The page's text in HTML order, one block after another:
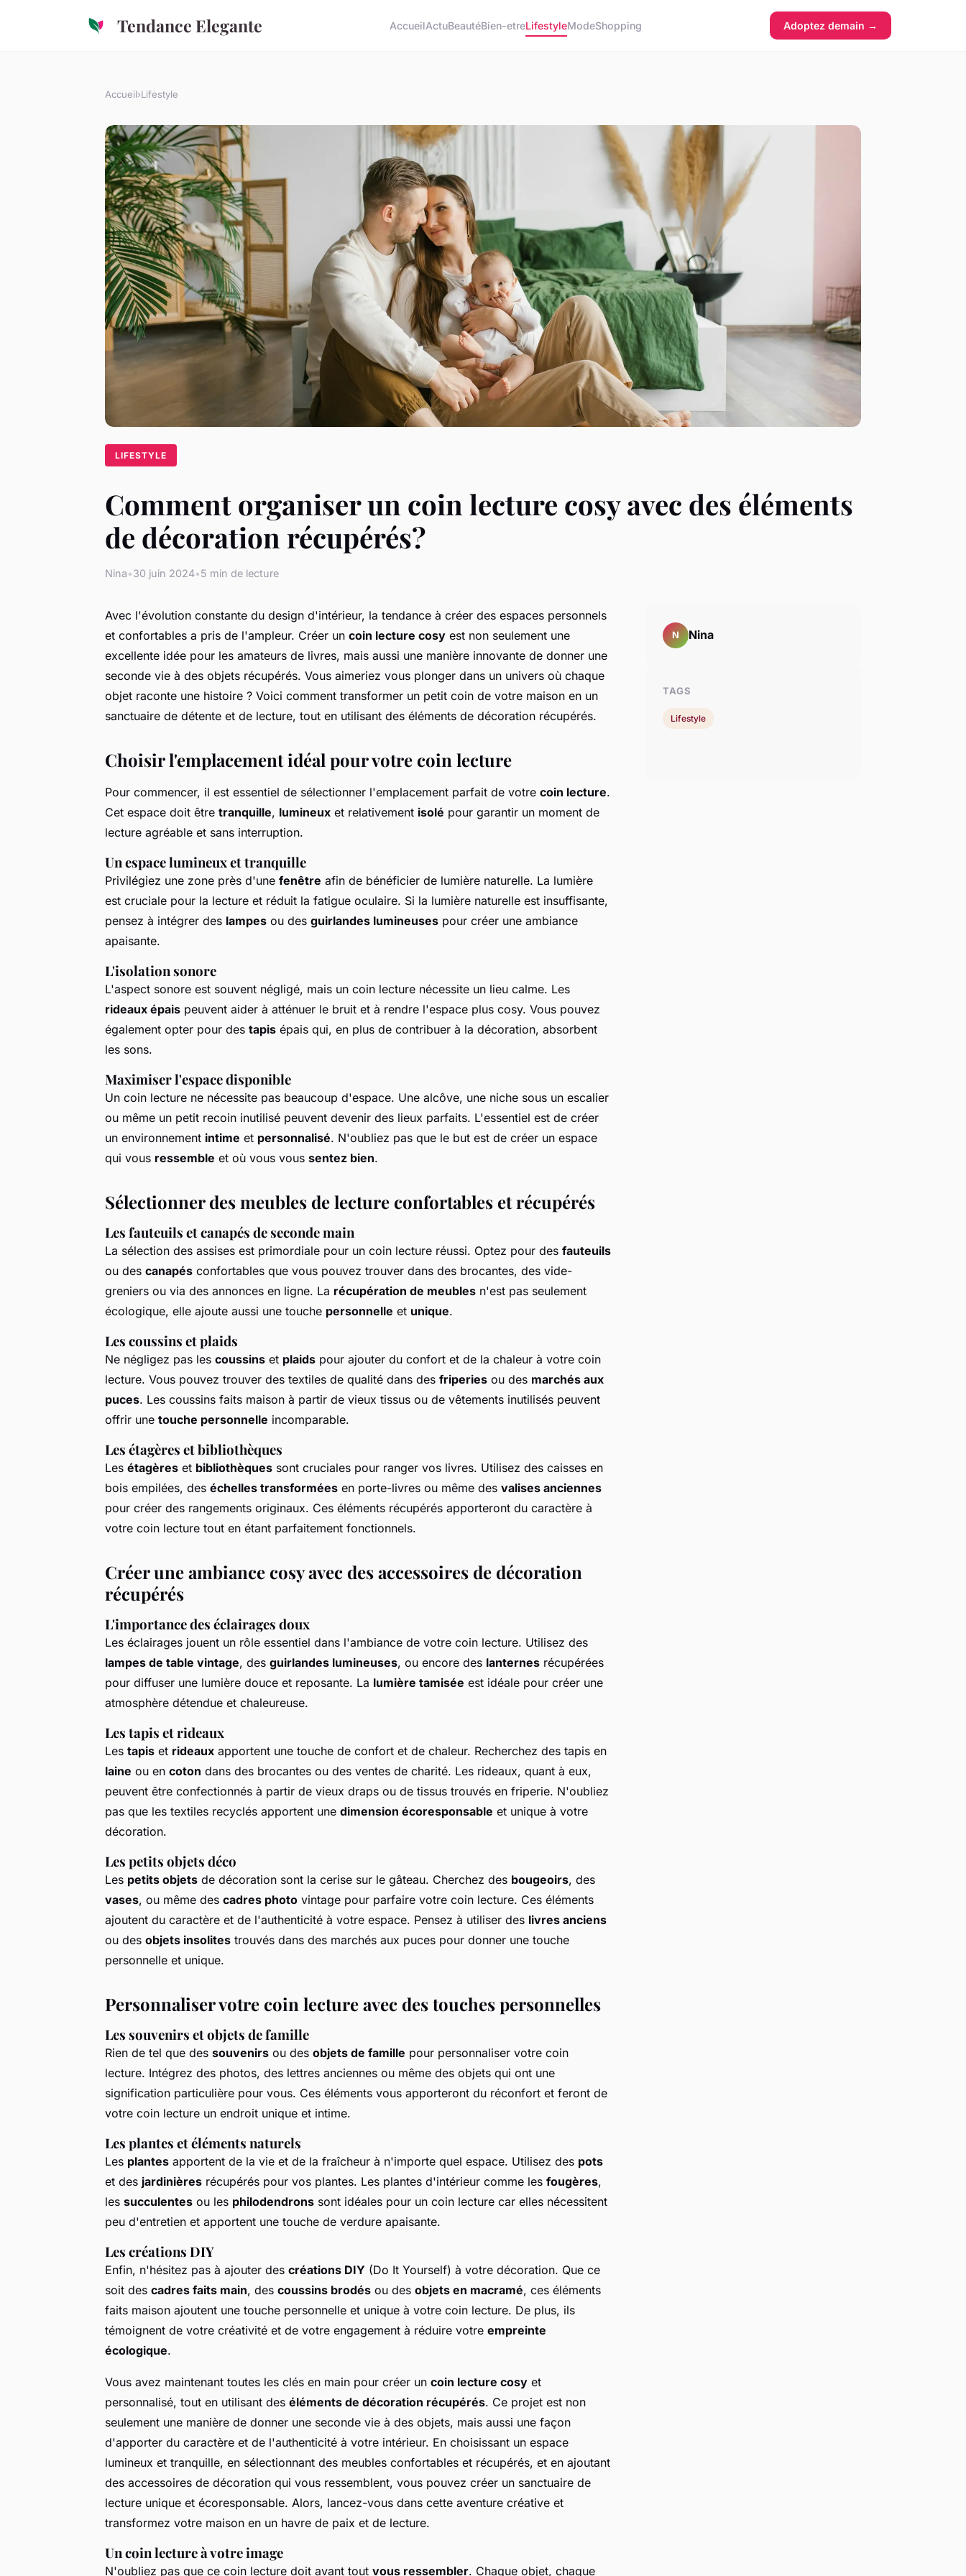
Tendance Elegante AccueilActuBeautéBien-etreLifestyleModeShopping Adoptez demain →
Accueil›Lifestyle
LIFESTYLE
Comment organiser un coin lecture cosy avec des éléments
de décoration récupérés?
Nina•30 juin 2024•5 min de lecture
Avec l'évolution constante du design d'intérieur, la tendance à créer des espaces personnels
et confortables a pris de l'ampleur. Créer un coin lecture cosy est non seulement une
excellente idée pour les amateurs de livres, mais aussi une manière innovante de donner une
seconde vie à des objets récupérés. Vous aimeriez vous plonger dans un univers où chaque
objet raconte une histoire ? Voici comment transformer un petit coin de votre maison en un
sanctuaire de détente et de lecture, tout en utilisant des éléments de décoration récupérés.
Choisir l'emplacement idéal pour votre coin lecture
Pour commencer, il est essentiel de sélectionner l'emplacement parfait de votre coin lecture.
Cet espace doit être tranquille, lumineux et relativement isolé pour garantir un moment de
lecture agréable et sans interruption.
Un espace lumineux et tranquille
Privilégiez une zone près d'une fenêtre afin de bénéficier de lumière naturelle. La lumière
est cruciale pour la lecture et réduit la fatigue oculaire. Si la lumière naturelle est insuffisante,
pensez à intégrer des lampes ou des guirlandes lumineuses pour créer une ambiance
apaisante.
L'isolation sonore
L'aspect sonore est souvent négligé, mais un coin lecture nécessite un lieu calme. Les
rideaux épais peuvent aider à atténuer le bruit et à rendre l'espace plus cosy. Vous pouvez
également opter pour des tapis épais qui, en plus de contribuer à la décoration, absorbent
les sons.
Maximiser l'espace disponible
Un coin lecture ne nécessite pas beaucoup d'espace. Une alcôve, une niche sous un escalier
ou même un petit recoin inutilisé peuvent devenir des lieux parfaits. L'essentiel est de créer
un environnement intime et personnalisé. N'oubliez pas que le but est de créer un espace
qui vous ressemble et où vous vous sentez bien.
Sélectionner des meubles de lecture confortables et récupérés
Les fauteuils et canapés de seconde main
La sélection des assises est primordiale pour un coin lecture réussi. Optez pour des fauteuils
ou des canapés confortables que vous pouvez trouver dans des brocantes, des vide-
greniers ou via des annonces en ligne. La récupération de meubles n'est pas seulement
écologique, elle ajoute aussi une touche personnelle et unique.
Les coussins et plaids
Ne négligez pas les coussins et plaids pour ajouter du confort et de la chaleur à votre coin
lecture. Vous pouvez trouver des textiles de qualité dans des friperies ou des marchés aux
puces. Les coussins faits maison à partir de vieux tissus ou de vêtements inutilisés peuvent
offrir une touche personnelle incomparable.
Les étagères et bibliothèques
Les étagères et bibliothèques sont cruciales pour ranger vos livres. Utilisez des caisses en
bois empilées, des échelles transformées en porte-livres ou même des valises anciennes
pour créer des rangements originaux. Ces éléments récupérés apporteront du caractère à
votre coin lecture tout en étant parfaitement fonctionnels.
Créer une ambiance cosy avec des accessoires de décoration
récupérés
L'importance des éclairages doux
Les éclairages jouent un rôle essentiel dans l'ambiance de votre coin lecture. Utilisez des
lampes de table vintage, des guirlandes lumineuses, ou encore des lanternes récupérées
pour diffuser une lumière douce et reposante. La lumière tamisée est idéale pour créer une
atmosphère détendue et chaleureuse.
Les tapis et rideaux
Les tapis et rideaux apportent une touche de confort et de chaleur. Recherchez des tapis en
laine ou en coton dans des brocantes ou des ventes de charité. Les rideaux, quant à eux,
peuvent être confectionnés à partir de vieux draps ou de tissus trouvés en friperie. N'oubliez
pas que les textiles recyclés apportent une dimension écoresponsable et unique à votre
décoration.
Les petits objets déco
Les petits objets de décoration sont la cerise sur le gâteau. Cherchez des bougeoirs, des
vases, ou même des cadres photo vintage pour parfaire votre coin lecture. Ces éléments
ajoutent du caractère et de l'authenticité à votre espace. Pensez à utiliser des livres anciens
ou des objets insolites trouvés dans des marchés aux puces pour donner une touche
personnelle et unique.
Personnaliser votre coin lecture avec des touches personnelles
Les souvenirs et objets de famille
Rien de tel que des souvenirs ou des objets de famille pour personnaliser votre coin
lecture. Intégrez des photos, des lettres anciennes ou même des objets qui ont une
signification particulière pour vous. Ces éléments vous apporteront du réconfort et feront de
votre coin lecture un endroit unique et intime.
Les plantes et éléments naturels
Les plantes apportent de la vie et de la fraîcheur à n'importe quel espace. Utilisez des pots
et des jardinières récupérés pour vos plantes. Les plantes d'intérieur comme les fougères,
les succulentes ou les philodendrons sont idéales pour un coin lecture car elles nécessitent
peu d'entretien et apportent une touche de verdure apaisante.
Les créations DIY
Enfin, n'hésitez pas à ajouter des créations DIY (Do It Yourself) à votre décoration. Que ce
soit des cadres faits main, des coussins brodés ou des objets en macramé, ces éléments
faits maison ajoutent une touche personnelle et unique à votre coin lecture. De plus, ils
témoignent de votre créativité et de votre engagement à réduire votre empreinte
écologique.
Vous avez maintenant toutes les clés en main pour créer un coin lecture cosy et
personnalisé, tout en utilisant des éléments de décoration récupérés. Ce projet est non
seulement une manière de donner une seconde vie à des objets, mais aussi une façon
d'apporter du caractère et de l'authenticité à votre intérieur. En choisissant un espace
lumineux et tranquille, en sélectionnant des meubles confortables et récupérés, et en ajoutant
des accessoires de décoration qui vous ressemblent, vous pouvez créer un sanctuaire de
lecture unique et écoresponsable. Alors, lancez-vous dans cette aventure créative et
transformez votre maison en un havre de paix et de lecture.
Un coin lecture à votre image
N'oubliez pas que ce coin lecture doit avant tout vous ressembler. Chaque objet, chaque
N Nina
TAGS
Lifestyle